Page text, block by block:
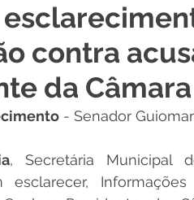
Desporto e Lazer
Dengue Convênios e
Procuradoria Trânsito
contra
da Câmara
- Senador
, Secretária Municipal
esclarecer,